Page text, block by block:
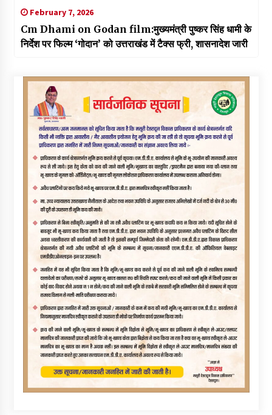
February 7, 2026
Cm Dhami on Godan film:मुख्यमंत्री पुष्कर सिंह धामी के
निर्देश पर फिल्म ‘गोदान’ को उत्तराखंड में टैक्स फ्री, शासनादेश जारी